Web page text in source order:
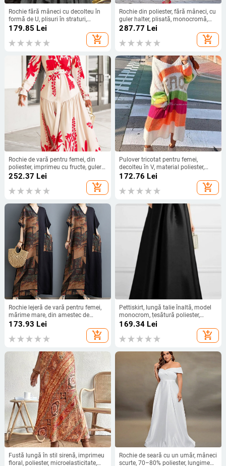
Rochie fără mâneci cu decolteu în
formă de U, plisuri în straturi,
croială A-line, lungime midi,
179.85 Lei
add_shopping_cart
Rochie din poliester, fără mâneci, cu
guler halter, plisată, monocromă,
lungime scurtă
287.77 Lei
add_shopping_cart
Rochie de vară pentru femei, din
poliester, imprimeu cu fructe, guler
rever, mâneci lungi, talie înaltă,
252.37 Lei
add_shopping_cart
Pulover tricotat pentru femei,
decolteu în V, material poliester,
design colaj/îmbinare, model text
172.76 Lei
add_shopping_cart
Rochie lejeră de vară pentru femei,
mărime mare, din amestec de
bumbac și in, imprimeu, decolteu în
V, mâneci scurte, croială în A-line,
stil artistic
173.93 Lei
add_shopping_cart
Pettiskirt, lungă talie înaltă, model
monocrom, țesătură poliester,
conținut poliester 80–90%,
169.34 Lei
add_shopping_cart
Fustă lungă în stil sirenă, imprimeu
floral, poliester, microelasticitate,
Rochie de seară cu un umăr, mâneci
scurte, 70–80% poliester, lungime